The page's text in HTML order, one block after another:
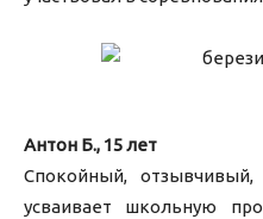
Антон Б., 15 лет
Спокойный,
усваивает школьную